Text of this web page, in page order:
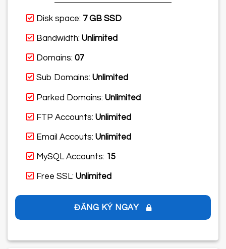
Disk space: 7 GB SSD
Bandwidth:Unlimited
Domains:07
Sub Domains:Unlimited
Parked Domains:Unlimited
FTP Accounts:Unlimited
Email Accouts:Unlimited
MySQL Accounts: 15
Free SSL:Unlimited
ĐĂNG KÝ NGAY